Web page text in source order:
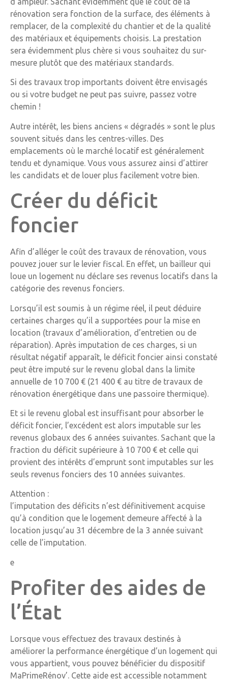
rénovation sera fonction de la surface, des éléments à
remplacer, de la complexité du chantier et de la qualité
des matériaux et équipements choisis. La prestation
sera évidemment plus chère si vous souhaitez du sur-
mesure plutôt que des matériaux standards.
Si des travaux trop importants doivent être envisagés
ou si votre budget ne peut pas suivre, passez votre
chemin !
Autre intérêt, les biens anciens « dégradés » sont le plus
souvent situés dans les centres-villes. Des
emplacements où le marché locatif est généralement
tendu et dynamique. Vous vous assurez ainsi d’attirer
les candidats et de louer plus facilement votre bien.
Créer du déficit
foncier
Afin d’alléger le coût des travaux de rénovation, vous
pouvez jouer sur le levier fiscal. En effet, un bailleur qui
loue un logement nu déclare ses revenus locatifs dans la
catégorie des revenus fonciers.
Lorsqu’il est soumis à un régime réel, il peut déduire
certaines charges qu’il a supportées pour la mise en
location (travaux d’amélioration, d’entretien ou de
réparation). Après imputation de ces charges, si un
résultat négatif apparaît, le déficit foncier ainsi constaté
peut être imputé sur le revenu global dans la limite
annuelle de 10 700 € (21 400 € au titre de travaux de
rénovation énergétique dans une passoire thermique).
Et si le revenu global est insuffisant pour absorber le
déficit foncier, l’excédent est alors imputable sur les
revenus globaux des 6 années suivantes. Sachant que la
fraction du déficit supérieure à 10 700 € et celle qui
provient des intérêts d’emprunt sont imputables sur les
seuls revenus fonciers des 10 années suivantes.
Attention :
l’imputation des déficits n’est définitivement acquise
qu’à condition que le logement demeure affecté à la
location jusqu’au 31 décembre de la 3 année suivant
celle de l’imputation.
e
Profiter des aides de
l’État
Lorsque vous effectuez des travaux destinés à
améliorer la performance énergétique d’un logement qui
vous appartient, vous pouvez bénéficier du dispositif
MaPrimeRénov’. Cette aide est accessible notamment